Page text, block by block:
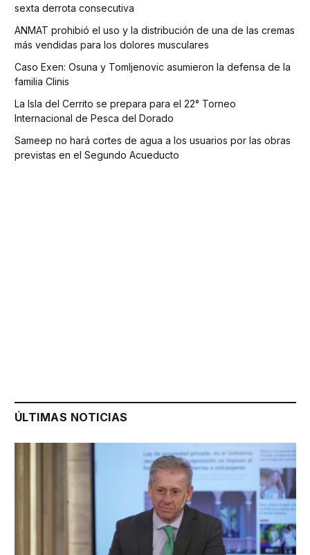
sexta derrota consecutiva
ANMAT prohibió el uso y la distribución de una de las cremas
más vendidas para los dolores musculares
Caso Exen: Osuna y Tomljenovic asumieron la defensa de la
familia Clinis
La Isla del Cerrito se prepara para el 22° Torneo
Internacional de Pesca del Dorado
Sameep no hará cortes de agua a los usuarios por las obras
previstas en el Segundo Acueducto
ÚLTIMAS NOTICIAS